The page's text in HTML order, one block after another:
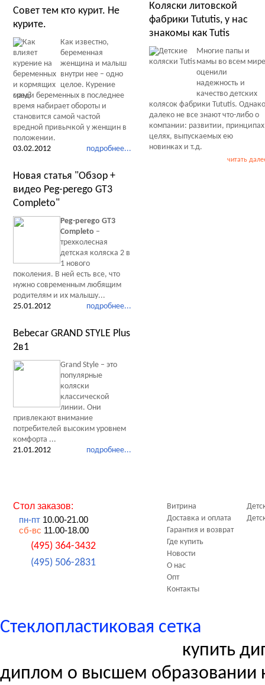
Коляски литовской
фабрики Tututis, у нас
знакомы как Tutis
Многие папы и
мамы во всем мире
оценили
надежность и
качество детских
колясок фабрики Tututis. Однако
далеко не все знают что-либо о
компании: развитии,
целях, выпускаемых ею
новинках и т.д.
читать
Совет тем кто курит. Не
курите.
Как известно,
беременная
женщина и малыш
внутри нее – одно
целое. Курение
среди беременных в последнее
время набирает обороты и
становится самой частой
вредной привычкой у женщин в
положении.
подробнее...
03.02.2012
Новая статья "Обзор +
видео Peg-perego GT3
Completo"
Peg-perego GT3
Completo –
трехколесная
детская коляска 2 в
1 нового
поколения. В ней есть все, что
нужно современным любящим
родителям и их малышу...
подробнее...
25.01.2012
Bebecar GRAND STYLE Plus
2в1
Grand Style – это
популярные
коляски
классической
линии. Они
привлекают внимание
потребителей высоким уровнем
комфорта ...
подробнее...
21.01.2012
Стол заказов:
пн-пт 10.00-21.00
сб-вс 11.00-18.00
(495) 364-3432
(495) 506-2831
Витрина
Доставка и оплата
Гарантия и возврат
Где купить
Новости
О нас
Опт
Контакты
Стеклопластиковая сетка
купить
диплом о высшем образовании